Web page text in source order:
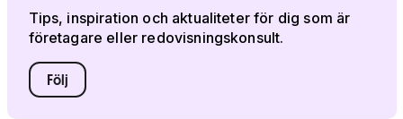
Tips, inspiration och aktualiteter för dig som är
företagare eller redovisningskonsult.
Följ